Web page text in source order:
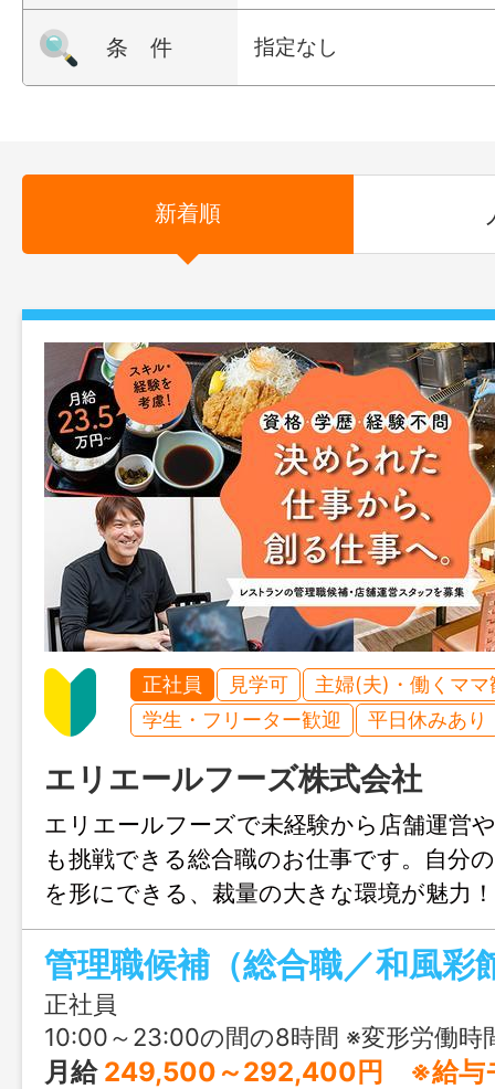
条 件 指定なし
新着順
正社員 見学可
主婦(夫)・働くママ
学生・フリーター歓迎
平日休みあり
エリエールフーズ株式会社
エリエールフーズで未経験から店舗運営
も挑戦できる総合職のお仕事です。自分
を形にできる、裁量の大きな環境が魅力
ってはうれしい年間休日115日で、プラ
しながらキャリアアップを目指せます。
正社員
10:00～23:00の間の8時間 ※変形労働時
月給 249,500～292,400円 ※給与